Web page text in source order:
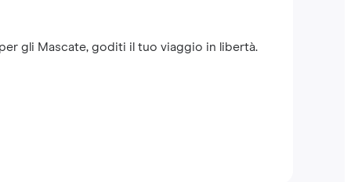
gli Mascate, goditi il tuo viaggio in libertà.